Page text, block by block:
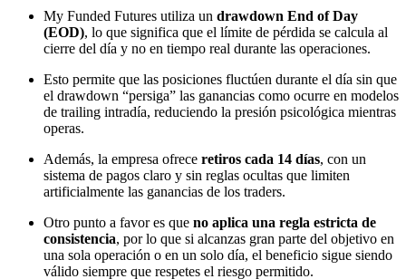
My Funded Futures utiliza un drawdown End of Day
(EOD), lo que significa que el límite de pérdida se calcula al
cierre del día y no en tiempo real durante las operaciones.
Esto permite que las posiciones fluctúen durante el día sin que
el drawdown “persiga” las ganancias como ocurre en modelos
de trailing intradía, reduciendo la presión psicológica mientras
operas.
Además, la empresa ofrece retiros cada 14 días, con un
sistema de pagos claro y sin reglas ocultas que limiten
artificialmente las ganancias de los traders.
Otro punto a favor es que no aplica una regla estricta de
consistencia, por lo que si alcanzas gran parte del objetivo en
una sola operación o en un solo día, el beneficio sigue siendo
válido siempre que respetes el riesgo permitido.